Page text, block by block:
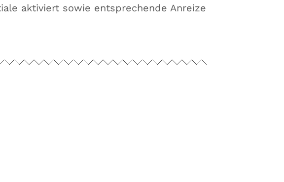
aktiviert sowie entsprechende Anreize